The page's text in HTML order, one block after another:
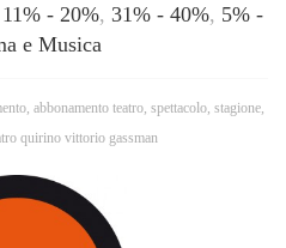
11% - 20%, 31% - 40%, 5% -
e Musica
abbonamento teatro spettacolo stagione
quirino vittorio gassman